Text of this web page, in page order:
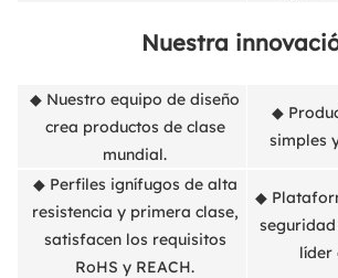
Nuestra
◆ Nuestro equipo de diseño
crea productos de clase
mundial.
◆
simples
◆ Perfiles ignífugos de alta
resistencia y primera clase,
satisfacen los requisitos
RoHS y REACH.
◆
líder